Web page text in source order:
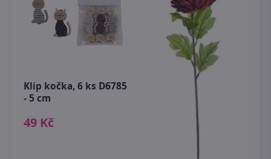
Klip kočka, 6 ks D6785
- 5 cm
49 Kč